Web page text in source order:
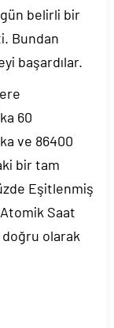
gün belirli bir
Bundan
başardılar.
60
ve 86400
bir tam
Eşitlenmiş
Atomik Saat
olarak